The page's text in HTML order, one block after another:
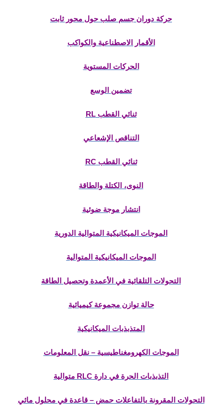
حركة دوران جسم صلب حول محور ثابت
الأقمار الاصطناعية والكواكب
الحركات المستوية
تضمين الوسع
ثنائي القطب RL
التناقص الإشعاعي
ثنائي القطب RC
النوى، الكتلة والطاقة
انتشار موجة ضوئية
الموجات الميكانيكية المتوالية الدورية
الموجات الميكانيكية المتوالية
التحولات التلقائية في الأعمدة وتحصيل الطاقة
حالة توازن مجموعة كيميائية
المتذبذبات الميكانيكية
الموجات الكهرومغناطيسية – نقل المعلومات
التذبذبات الحرة في دارة RLC متوالية
التحولات المقرونة بالتفاعلات حمض – قاعدة في محلول مائي